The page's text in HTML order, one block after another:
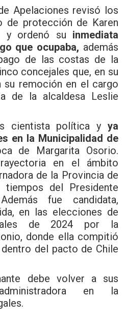
Apelaciones revisó los
de protección de Karen
y ordenó su inmediata
que ocupaba, además
de las costas de la
concejales que, en su
su remoción en el cargo
de la alcaldesa Leslie
cientista política y ya
en la Municipalidad de
de Margarita Osorio.
en el ámbito
de la Provincia de
del Presidente
fue candidata,
en las elecciones de
de 2024 por la
donde ella compitió
del pacto de Chile
debe volver a sus
en la